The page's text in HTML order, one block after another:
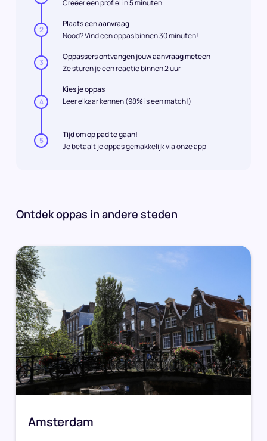
Creëer een profiel in 5 minuten
2
Plaats een aanvraag
Nood? Vind een oppas binnen 30 minuten!
3
Oppassers ontvangen jouw aanvraag meteen
Ze sturen je een reactie binnen 2 uur
4
Kies je oppas
Leer elkaar kennen (98% is een match!)
5
Tijd om op pad te gaan!
Je betaalt je oppas gemakkelijk via onze app
Ontdek oppas in andere steden
Amsterdam